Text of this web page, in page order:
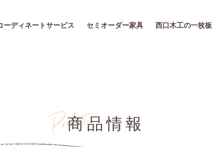
ーディネートサービス セミオーダー家具 西口木工の一枚板
商品情報